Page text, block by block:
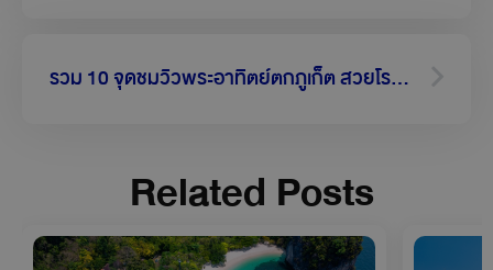
รวม 10 จุดชมวิวพระอาทิตย์ตกภูเก็ต สวยโรแมนติกสุด ๆ
Related Posts